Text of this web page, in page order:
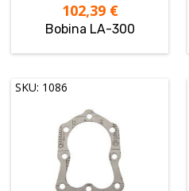
102,39 €
Bobina LA-300
SKU: 1086